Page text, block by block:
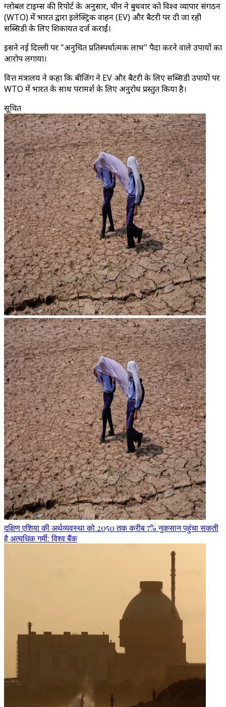
ग्लोबल टाइम्स की रिपोर्ट के अनुसार, चीन ने बुधवार को विश्व व्यापार संगठन
(WTO) में भारत द्वारा इलेक्ट्रिक वाहन (EV) और बैटरी पर दी जा रही
सब्सिडी के लिए शिकायत दर्ज कराई।
इसने नई दिल्ली पर "अनुचित प्रतिस्पर्धात्मक लाभ" पैदा करने वाले उपायों का
आरोप लगाया।
वित्त मंत्रालय ने कहा कि बीजिंग ने EV और बैटरी के लिए सब्सिडी उपायों पर
WTO में भारत के साथ परामर्श के लिए अनुरोध प्रस्तुत किया है।
सूचित
दक्षिण एशिया की अर्थव्यवस्था को 2050 तक करीब 7% नुकसान पहुंचा सकती
है अत्यधिक गर्मी: विश्व बैंक